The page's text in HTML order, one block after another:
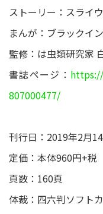
ストーリー：スライ
まんが：ブラックイ
監修：は虫類研究家
書誌ページ：
807000477/
刊行日：2019年2月14
定価：本体960円+税
頁数：160頁
体裁：四六判ソフト